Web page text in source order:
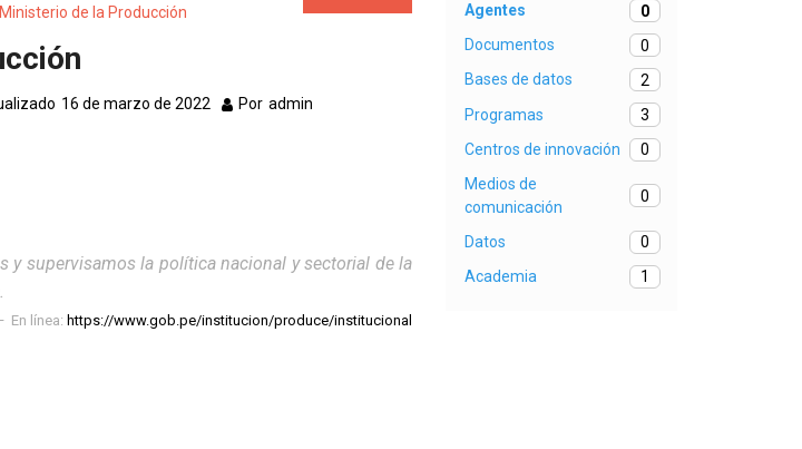
Ministerio de la Producción
16 de marzo de 2022 Por admin
y supervisamos la política nacional y sectorial de la
En línea: https://www.gob.pe/institucion/produce/institucional
Agentes
0
Documentos
0
Bases de datos
2
Programas
3
Centros de innovación
0
Medios de
comunicación
0
Datos
0
Academia
1